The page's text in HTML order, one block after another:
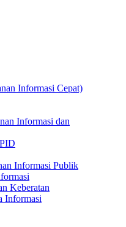
Informasi Cepat)
Informasi dan
Informasi Publik
Keberatan
Informasi